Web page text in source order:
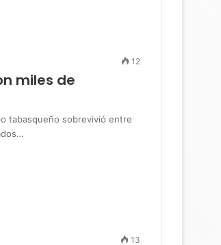
12
miles de
tabasqueño sobrevivió entre
13